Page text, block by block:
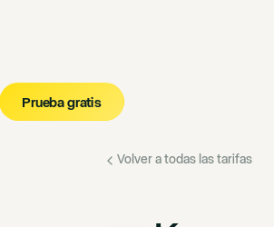
Prueba gratis
Volver a todas las tarifas